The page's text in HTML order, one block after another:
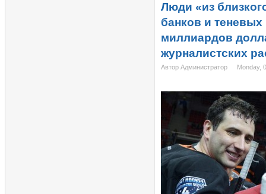
Люди «из
банков и
миллиардов
журналистских
Автор Администратор Monday,